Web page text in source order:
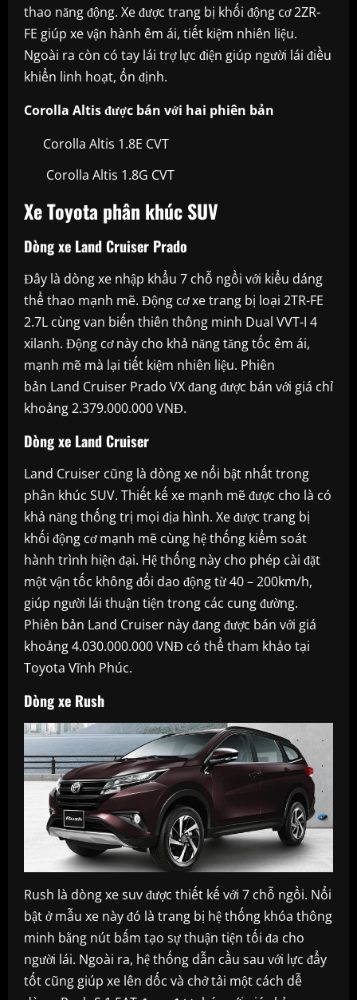
thao năng động. Xe được trang bị khối động cơ 2ZR-
FE giúp xe vận hành êm ái, tiết kiệm nhiên liệu.
Ngoài ra còn có tay lái trợ lực điện giúp người lái điều
khiển linh hoạt, ổn định.
Corolla Altis được bán với hai phiên bản
Corolla Altis 1.8E CVT
Corolla Altis 1.8G CVT
Xe Toyota phân khúc SUV
Dòng xe Land Cruiser Prado
Đây là dòng xe nhập khẩu 7 chỗ ngồi với kiểu dáng
thể thao mạnh mẽ. Động cơ xe trang bị loại 2TR-FE
2.7L cùng van biến thiên thông minh Dual VVT-I 4
xilanh. Động cơ này cho khả năng tăng tốc êm ái,
mạnh mẽ mà lại tiết kiệm nhiên liệu. Phiên
bản Land Cruiser Prado VX đang được bán với giá chỉ
khoảng 2.379.000.000 VNĐ.
Dòng xe Land Cruiser
Land Cruiser cũng là dòng xe nổi bật nhất trong
phân khúc SUV. Thiết kế xe mạnh mẽ được cho là có
khả năng thống trị mọi địa hình. Xe được trang bị
khối động cơ mạnh mẽ cùng hệ thống kiểm soát
hành trình hiện đại. Hệ thống này cho phép cài đặt
một vận tốc không đổi dao động từ 40 – 200km/h,
giúp người lái thuận tiện trong các cung đường.
Phiên bản Land Cruiser này đang được bán với giá
khoảng 4.030.000.000 VNĐ có thể tham khảo tại
Toyota Vĩnh Phúc.
Dòng xe Rush
Rush là dòng xe suv được thiết kế với 7 chỗ ngồi. Nổi
bật ở mẫu xe này đó là trang bị hệ thống khóa thông
minh bằng nút bấm tạo sự thuận tiện tối đa cho
người lái. Ngoài ra, hệ thống dẫn cầu sau với lực đẩy
tốt cũng giúp xe lên dốc và chở tải một cách dễ